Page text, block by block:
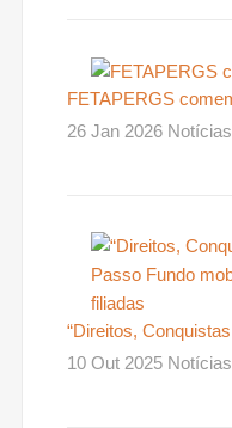
FETAPERGS
26 Jan 2026
“Direitos,
10 Out 2025